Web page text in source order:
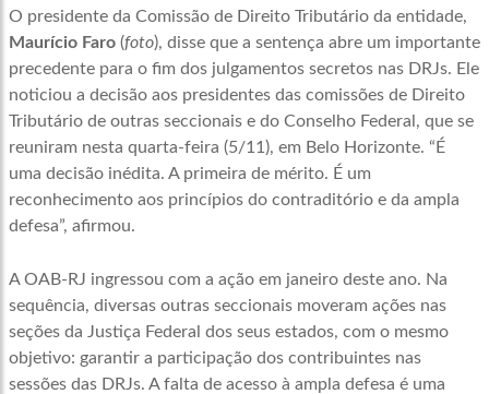
O presidente da Comissão de Direito Tributário da entidade,
Maurício Faro (foto), disse que a sentença abre um importante
precedente para o fim dos julgamentos secretos nas DRJs. Ele
noticiou a decisão aos presidentes das comissões de Direito
Tributário de outras seccionais e do Conselho Federal, que se
reuniram nesta quarta-feira (5/11), em Belo Horizonte. “É
uma decisão inédita. A primeira de mérito. É um
reconhecimento aos princípios do contraditório e da ampla
defesa”, afirmou.
A OAB-RJ ingressou com a ação em janeiro deste ano. Na
sequência, diversas outras seccionais moveram ações nas
seções da Justiça Federal dos seus estados, com o mesmo
objetivo: garantir a participação dos contribuintes nas
sessões das DRJs. A falta de acesso à ampla defesa é uma